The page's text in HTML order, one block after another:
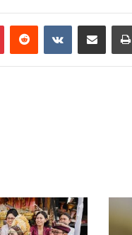
PinterestReddit VKontakteShare via Email